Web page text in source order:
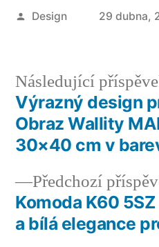
Autor
Design 29 dubna,
Navigace
pro
příspěvek
Předchozí
Komoda K60
a bílá elegance
Následující
Výrazný design
Obraz Wallity
30×40 cm v